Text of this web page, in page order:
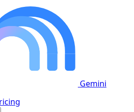
Gemini